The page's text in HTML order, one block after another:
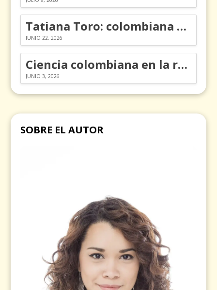
Tatiana Toro: colombiana que cambió la historia de las matemáticas
JUNIO 22, 2026
Ciencia colombiana en la revolución de los órganos en chips
JUNIO 3, 2026
SOBRE EL AUTOR